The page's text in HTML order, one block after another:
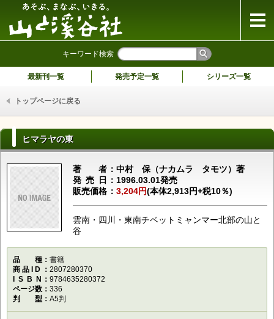
キーワード検索
最新刊一覧 発売予定一覧 シリーズ一覧
トップページに戻る
ヒマラヤの東
著者中村 保（ナカムラ タモツ）著
発売日 1996.03.01発売
販売価格
3,204円(本体2,913円+税10％)
雲南・四川・東南チベットミャンマー北部の山と
谷
品種書籍
商品ID
2807280370
ISBN
9784635280372
ページ数
336
判型A5判